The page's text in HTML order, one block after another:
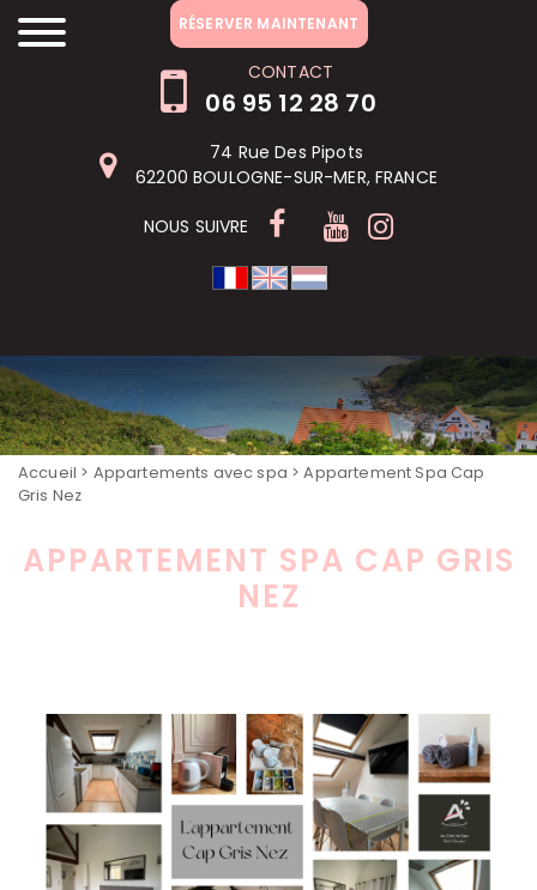
RÉSERVER MAINTENANT
RÉSERVER MAINTENANT
CONTACT
06 95 12 28 70
74 Rue Des Pipots
62200 BOULOGNE-SUR-MER, FRANCE
NOUS SUIVRE
Accueil > Appartements avec spa > Appartement Spa Cap
Gris Nez
APPARTEMENT SPA CAP GRIS
NEZ